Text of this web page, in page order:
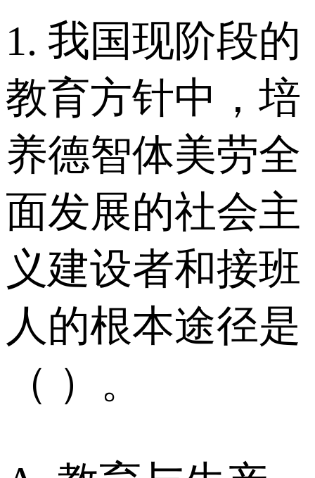
1. 我国现阶段的
教育方针中，培
养德智体美劳全
面发展的社会主
义建设者和接班
人的根本途径是
（ ）。